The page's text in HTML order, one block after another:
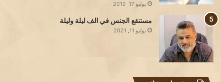
يوليو 17, 2019
مستنقع الجنس في الف ليلة وليلة
يوليو 11, 2021